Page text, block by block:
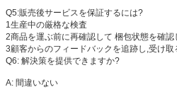
Q5:販売後サービスを保証するには?
1生産中の厳格な検査
2商品を運ぶ前に再確認して 梱包状態を確認
3顧客からのフィードバックを追跡し,受け取
Q6: 解決策を提供できますか?
A: 間違いない